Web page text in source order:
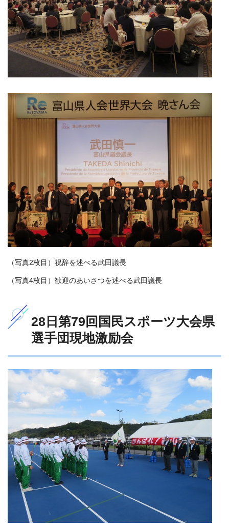
（写真2枚目）祝辞を述べる武田議長
（写真4枚目）歓迎のあいさつを述べる武田議長
28日第79回国民スポーツ大会県
選手団現地激励会